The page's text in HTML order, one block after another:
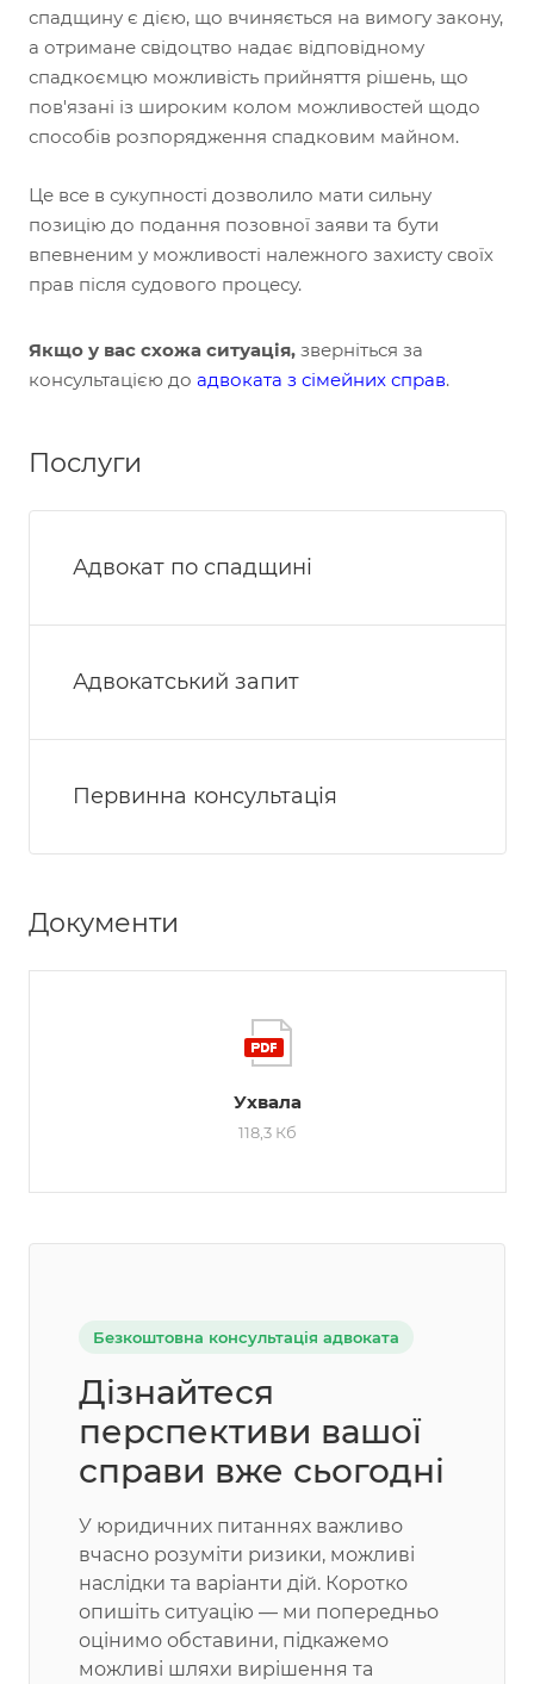
спадщину є дією, що вчиняється на вимогу закону,
а отримане свідоцтво надає відповідному
спадкоємцю можливість прийняття рішень, що
пов'язані із широким колом можливостей щодо
способів розпорядження спадковим майном.
Це все в сукупності дозволило мати сильну
позицію до подання позовної заяви та бути
впевненим у можливості належного захисту своїх
прав після судового процесу.
Якщо у вас схожа ситуація, зверніться за
консультацією до адвоката з сімейних справ.
Послуги
Адвокат по спадщині
Адвокатський запит
Первинна консультація
Документи
Ухвала
118,3 Кб
Безкоштовна консультація адвоката
Дізнайтеся
перспективи вашої
справи вже сьогодні
У юридичних питаннях важливо
вчасно розуміти ризики, можливі
наслідки та варіанти дій. Коротко
опишіть ситуацію — ми попередньо
оцінимо обставини, підкажемо
можливі шляхи вирішення та